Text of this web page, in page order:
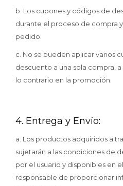
b. Los cupones y códigos de
durante el proceso de compra
pedido.
c. No se pueden aplicar varios
descuento a una sola compra,
lo contrario en la promoción.
4. Entrega y Envío:
a. Los productos adquiridos a
sujetarán a las condiciones de
por el usuario y disponibles en
responsable de proporcionar